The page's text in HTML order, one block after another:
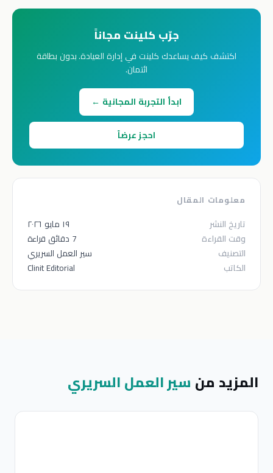
جرّب كلينت مجاناً
اكتشف كيف يساعدك كلينت في إدارة العيادة. بدون بطاقة
ائتمان.
ابدأ التجربة المجانية ←
احجز عرضاً
معلومات المقال
تاريخ النشر
١٩ مايو ٢٠٢٦
وقت القراءة
7 دقائق قراءة
التصنيف
سير العمل السريري
الكاتب
Clinit Editorial
المزيد من سير العمل السريري